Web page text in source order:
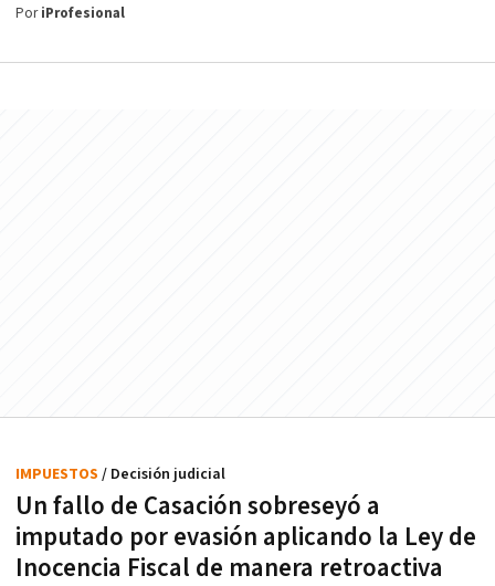
PoriProfesional
Un fallo de Casación sobreseyó a
imputado por evasión aplicando la Ley de
Inocencia Fiscal de manera retroactiva
IMPUESTOS / Decisión judicial